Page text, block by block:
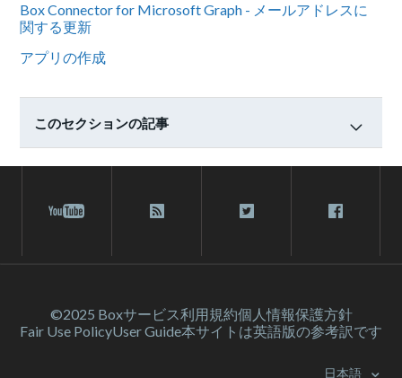
Box Connector for Microsoft Graph - メールアドレスに
関する更新
アプリの作成
このセクションの記事
©2025 Boxサービス利⽤規約個人情報保護方針
Fair Use PolicyUser Guide本サイトは英語版の参考訳です
日本語